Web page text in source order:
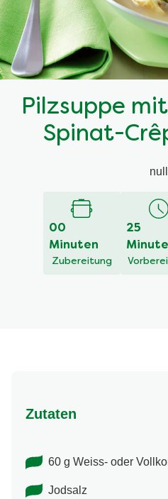
Pilzsuppe
Spinat-
null
00
Minuten
Zubereitung
25
Zutaten
60 g Weiss- oder
Jodsalz